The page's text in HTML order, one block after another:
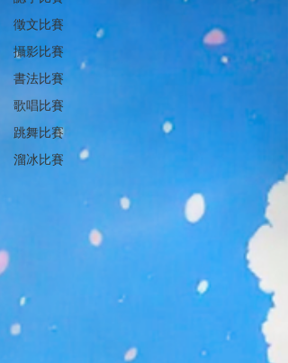
徵文比賽
攝影比賽
書法比賽
歌唱比賽
跳舞比賽
溜冰比賽